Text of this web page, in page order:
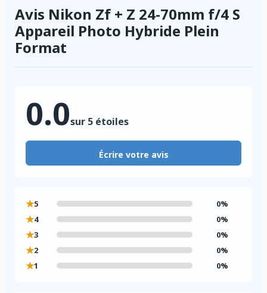
Avis Nikon Zf + Z 24-70mm f/4 S
Appareil Photo Hybride Plein
Format
0.0sur 5 étoiles
Écrire votre avis
★5 0%
★4 0%
★3 0%
★2 0%
★1 0%